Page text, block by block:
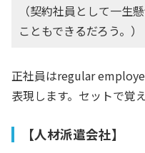
（契約社員として一生
こともできるだろう。）
正社員はregular
表現します。セットで覚
【人材派遣会社】